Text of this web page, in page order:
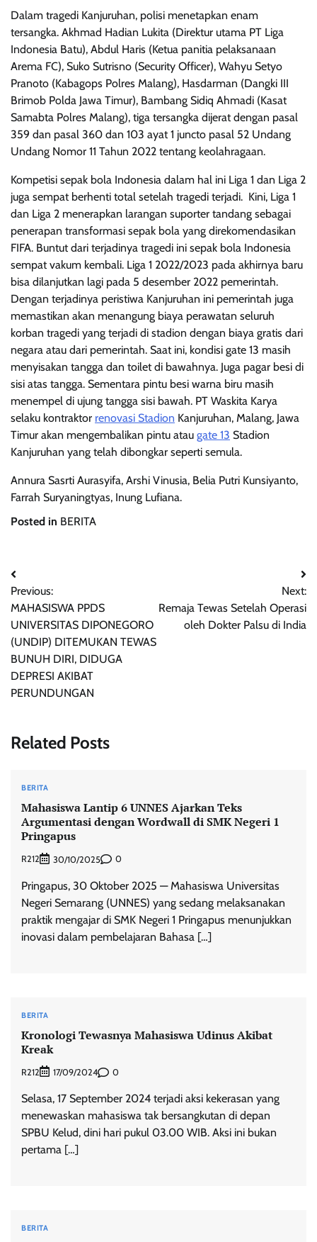
Dalam tragedi Kanjuruhan, polisi menetapkan enam
tersangka. Akhmad Hadian Lukita (Direktur utama PT Liga
Indonesia Batu), Abdul Haris (Ketua panitia pelaksanaan
Arema FC), Suko Sutrisno (Security Officer), Wahyu Setyo
Pranoto (Kabagops Polres Malang), Hasdarman (Dangki III
Brimob Polda Jawa Timur), Bambang Sidiq Ahmadi (Kasat
Samabta Polres Malang), tiga tersangka dijerat dengan pasal
359 dan pasal 360 dan 103 ayat 1 juncto pasal 52 Undang
Undang Nomor 11 Tahun 2022 tentang keolahragaan.
Kompetisi sepak bola Indonesia dalam hal ini Liga 1 dan Liga 2
juga sempat berhenti total setelah tragedi terjadi. Kini, Liga 1
dan Liga 2 menerapkan larangan suporter tandang sebagai
penerapan transformasi sepak bola yang direkomendasikan
FIFA. Buntut dari terjadinya tragedi ini sepak bola Indonesia
sempat vakum kembali. Liga 1 2022/2023 pada akhirnya baru
bisa dilanjutkan lagi pada 5 desember 2022 pemerintah.
Dengan terjadinya peristiwa Kanjuruhan ini pemerintah juga
memastikan akan menangung biaya perawatan seluruh
korban tragedi yang terjadi di stadion dengan biaya gratis dari
negara atau dari pemerintah. Saat ini, kondisi gate 13 masih
menyisakan tangga dan toilet di bawahnya. Juga pagar besi di
sisi atas tangga. Sementara pintu besi warna biru masih
menempel di ujung tangga sisi bawah. PT Waskita Karya
selaku kontraktor renovasi Stadion Kanjuruhan, Malang, Jawa
Timur akan mengembalikan pintu atau gate 13 Stadion
Kanjuruhan yang telah dibongkar seperti semula.
Annura Sasrti Aurasyifa, Arshi Vinusia, Belia Putri Kunsiyanto,
Farrah Suryaningtyas, Inung Lufiana.
Posted in BERITA
Post
navigation
Previous:
MAHASISWA PPDS
UNIVERSITAS DIPONEGORO
(UNDIP) DITEMUKAN TEWAS
BUNUH DIRI, DIDUGA
DEPRESI AKIBAT
PERUNDUNGAN
Next:
Remaja Tewas Setelah Operasi
oleh Dokter Palsu di India
Related Posts
BERITA
Mahasiswa Lantip 6 UNNES Ajarkan Teks
Argumentasi dengan Wordwall di SMK Negeri 1
Pringapus
R212 30/10/2025 0
Pringapus, 30 Oktober 2025 — Mahasiswa Universitas
Negeri Semarang (UNNES) yang sedang melaksanakan
praktik mengajar di SMK Negeri 1 Pringapus menunjukkan
inovasi dalam pembelajaran Bahasa […]
BERITA
Kronologi Tewasnya Mahasiswa Udinus Akibat
Kreak
R212 17/09/2024 0
Selasa, 17 September 2024 terjadi aksi kekerasan yang
menewaskan mahasiswa tak bersangkutan di depan
SPBU Kelud, dini hari pukul 03.00 WIB. Aksi ini bukan
pertama […]
BERITA